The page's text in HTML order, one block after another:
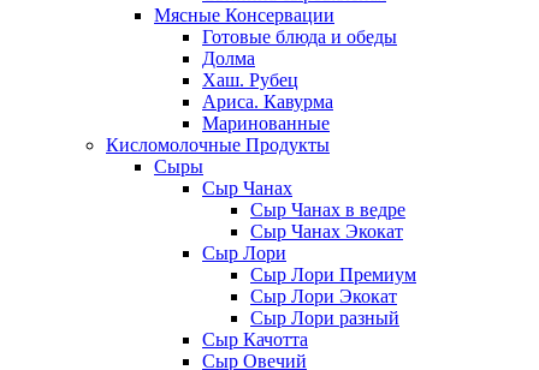
Мясные Консервации
Готовые блюда и обеды
Долма
Хаш. Рубец
Ариса. Кавурма
Маринованные
Кисломолочные Продукты
Сыры
Сыр Чанах
Сыр Чанах в ведре
Сыр Чанах Экокат
Сыр Лори
Сыр Лори Премиум
Сыр Лори Экокат
Сыр Лори разный
Сыр Качотта
Сыр Овечий